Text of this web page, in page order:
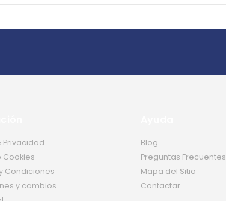
Privacidad
Cookies
Condiciones
y cambios
Blog
Preguntas Frecuentes
Mapa del Sitio
Contactar